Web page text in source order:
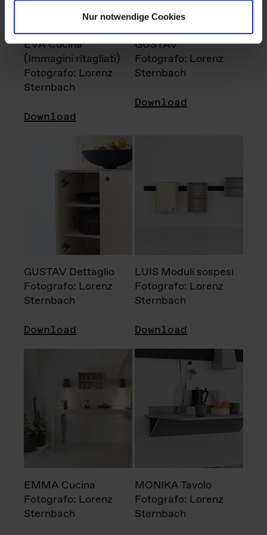
Nur notwendige Cookies
EVA Cucina
(Immagini ritagliati)
Fotografo: Lorenz
Sternbach
Download
GUSTAV
Fotografo: Lorenz
Sternbach
Download
GUSTAV Dettaglio
Fotografo: Lorenz
Sternbach
Download
LUIS Moduli sospesi
Fotografo: Lorenz
Sternbach
Download
EMMA Cucina
Fotografo: Lorenz
Sternbach
MONIKA Tavolo
Fotografo: Lorenz
Sternbach